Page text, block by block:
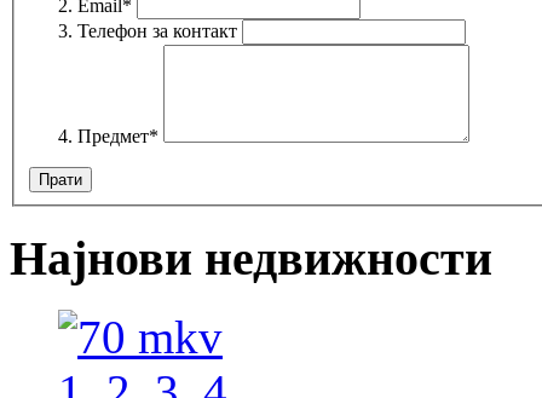
Email*
Телефон за контакт
Предмет*
Најнови недвижности